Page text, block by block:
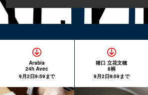
Arabia
24h Avec
9月2日9:59まで
猪口 立花文穂
8柄
9月2日9:59まで